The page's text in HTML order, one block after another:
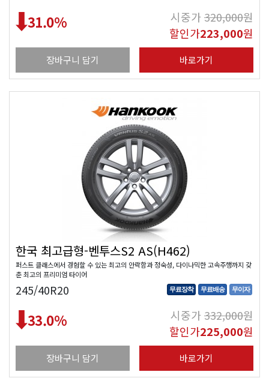
31.0% 시중가320,000원
할인가223,000원
장바구니 담기 바로가기
한국 최고급형-벤투스S2 AS(H462)
퍼스트 클래스에서 경험할 수 있는 최고의 안락함과 정숙성, 다이나믹한 고속주행까지 갖
춘 최고의 프리미엄 타이어
245/40R20 무료장착 무료배송 무이자
33.0% 시중가332,000원
할인가225,000원
장바구니 담기 바로가기